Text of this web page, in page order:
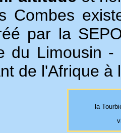
Combes
par la
du Limousin
de l'Afrique à
la